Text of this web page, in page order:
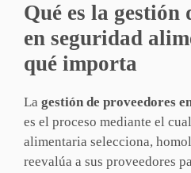
Qué es la gestión
en seguridad
qué importa
La gestión de proveedores
es el proceso mediante el
alimentaria selecciona,
reevalúa a sus proveedores